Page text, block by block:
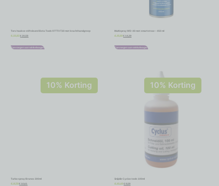
Torx haakse stiftsleutel Beta Tools 97TTX T30 met krachthandgreep
€22,87 €20,58
Toevoegen aan winkelwagen
Multispray WD-40 met smartstraw – 450 ml
15,99 €14,39
Toevoegen aan winkelwagen
10% Korting
Turbo spray Brunox 300ml
€11,79 €10,61
10% Korting
Snijolie Cyclus tools 100ml
10,65 €9,59